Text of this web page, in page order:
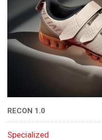
RECON 1.0
Specialized